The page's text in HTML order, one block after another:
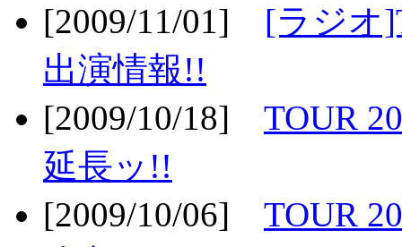
[2009/11/01] [ラジオ
出演情報!!
[2009/10/18] TOUR
延長ッ!!
[2009/10/06] TOUR